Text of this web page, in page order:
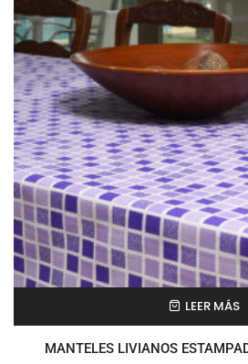
LEER MÁS
MANTELES LIVIANOS